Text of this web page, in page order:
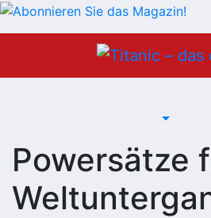
Powersätze